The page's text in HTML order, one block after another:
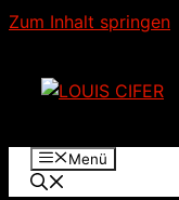
Zum Inhalt springen
Menü